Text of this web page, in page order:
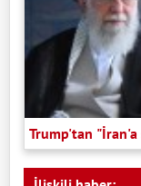
Trump'tan "İran'a